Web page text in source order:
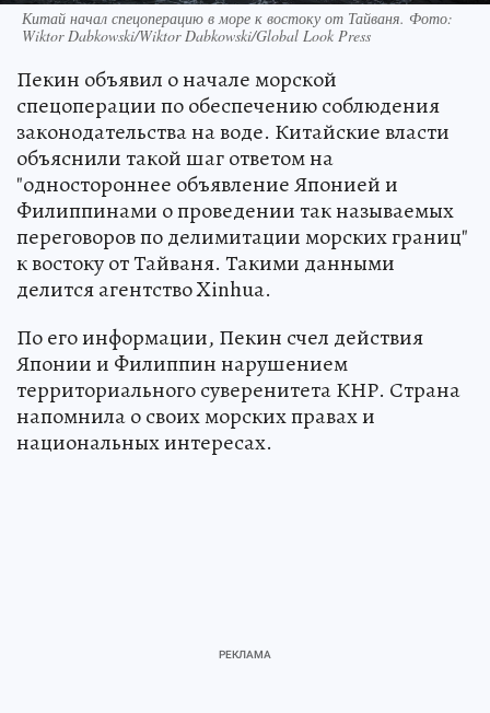
Китай начал спецоперацию в море к востоку от Тайваня. Фото:
Wiktor Dabkowski/Wiktor Dabkowski/Global Look Press
Пекин объявил о начале морской
спецоперации по обеспечению соблюдения
законодательства на воде. Китайские власти
объяснили такой шаг ответом на
"одностороннее объявление Японией и
Филиппинами о проведении так называемых
переговоров по делимитации морских границ"
к востоку от Тайваня. Такими данными
делится агентство Xinhua.
По его информации, Пекин счел действия
Японии и Филиппин нарушением
территориального суверенитета КНР. Страна
напомнила о своих морских правах и
национальных интересах.